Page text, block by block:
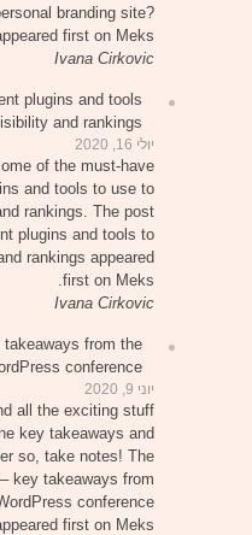
branding site?
first on Meks.
Ivana Cirkovic
plugins and tools
and rankings
יולי 16, 2020
of the must-have
and tools to use to
rankings. The post
plugins and tools to
rankings appeared
first on Meks.
Ivana Cirkovic
from the
conference
יוני 9, 2020
all the exciting stuff
key takeaways and
so, take notes! The
key takeaways from
conference
first on Meks.